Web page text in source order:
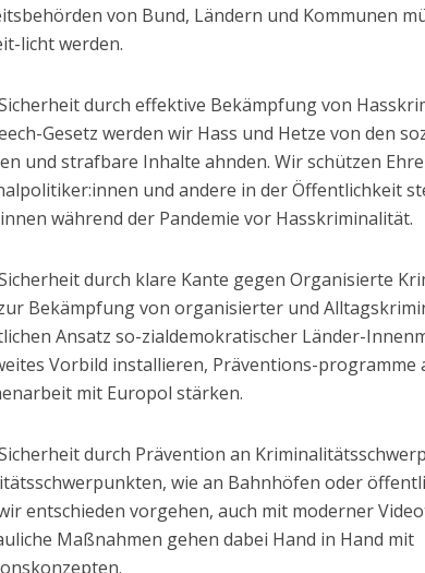
von Bund, Ländern und Kommunen
licht werden.
durch effektive Bekämpfung von
Gesetz werden wir Hass und Hetze von den
und strafbare Inhalte ahnden. Wir schützen
und andere in der Öffentlichkeit
während der Pandemie vor Hasskriminalität.
durch klare Kante gegen Organisierte
Bekämpfung von organisierter und
Ansatz so-zialdemokratischer Länder-
Vorbild installieren, Präventions-programme
mit Europol stärken.
durch Prävention an
wie an Bahnhöfen oder
entschieden vorgehen, auch mit moderner
Maßnahmen gehen dabei Hand in Hand mit